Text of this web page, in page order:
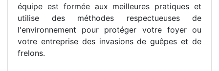
équipe est formée aux meilleures pratiques et
utilise des méthodes respectueuses de
l'environnement pour protéger votre foyer ou
votre entreprise des invasions de guêpes et de
frelons.